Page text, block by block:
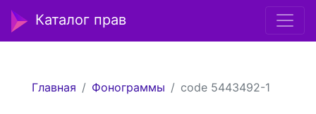
Каталог прав
Главная Фонограммы code 5443492-1